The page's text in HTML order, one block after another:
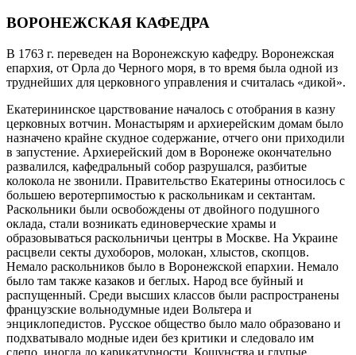
ВОРОНЕЖСКАЯ КАФЕДРА
В 1763 г. переведен на Воронежскую кафедру. Воронежская
епархия, от Орла до Черного моря, в то время была одной из
труднейших для церковного управления и считалась «дикой».
Екатерининское царствование началось с отобрания в казну
церковных вотчин. Монастырям и архиерейским домам было
назначено крайне скудное содержание, отчего они приходили
в запустение. Архиерейский дом в Воронеже окончательно
развалился, кафедральный собор разрушался, разбитые
колокола не звонили. Правительство Екатерины относилось с
большею веротерпимостью к раскольникам и сектантам.
Раскольники были освобождены от двойного подушного
оклада, стали возникать единоверческие храмы и
образовываться раскольничьи центры в Москве. На Украине
расцвели секты духоборов, молокан, хлыстов, скопцов.
Немало раскольников было в Воронежской епархии. Немало
было там также казаков и беглых. Народ все буйный и
распущенный. Среди высших классов были распространены
французские вольнодумные идеи Вольтера и
энциклопедистов. Русское общество было мало образовано и
подхватывало модные идеи без критики и следовало им